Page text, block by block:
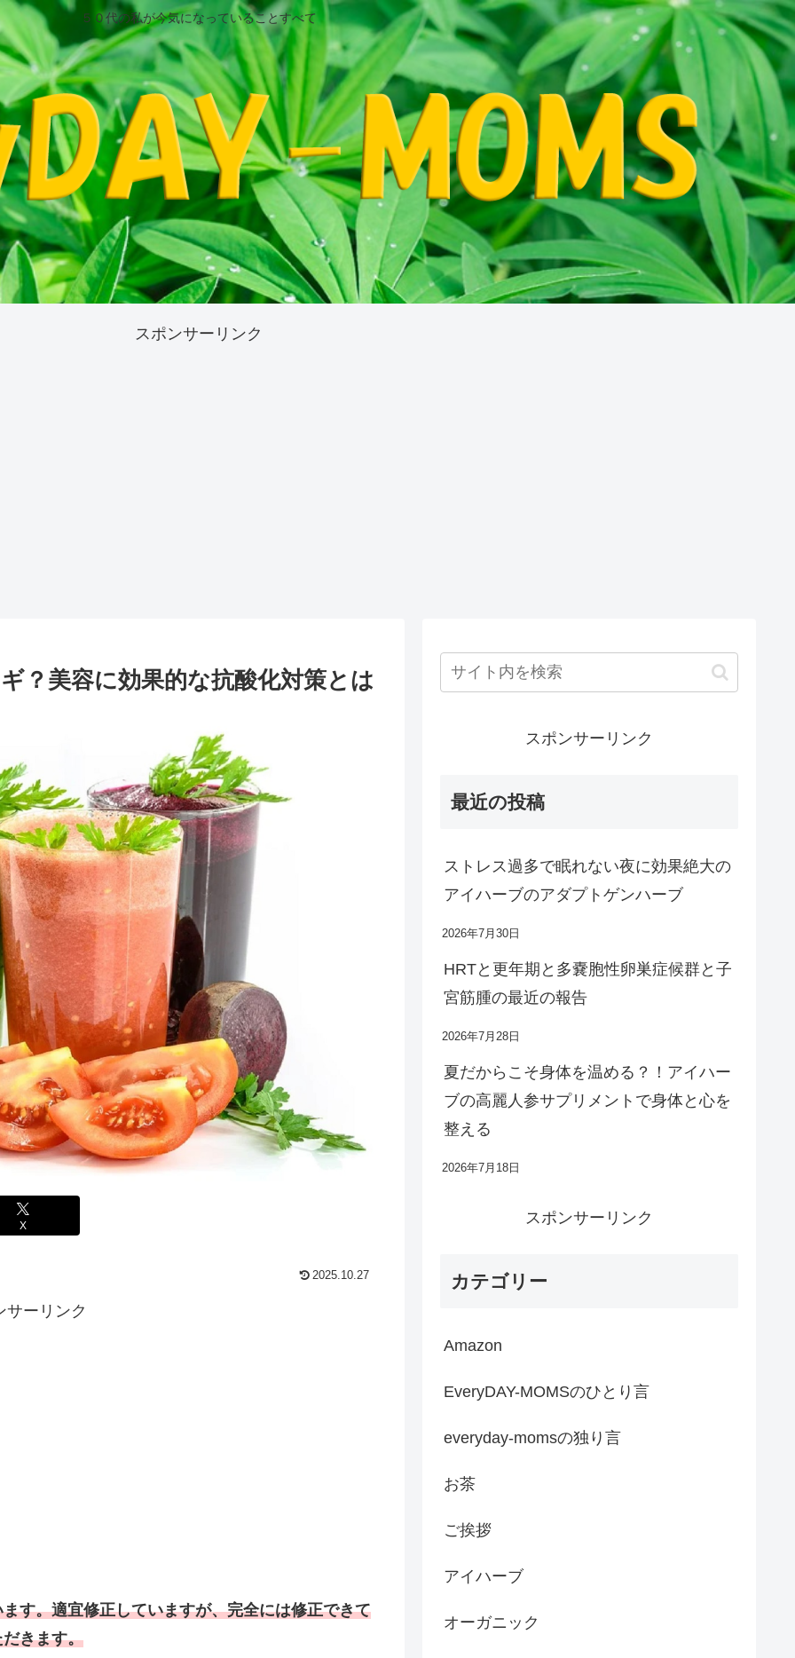
５０代の私が今気になっていることすべて
スポンサーリンク
？美容に効果的な抗酸化対策とは
X
2025.10.27
サーリンク
す。適宜修正していますが、完全には修正できて
きます。
スポンサーリンク
最近の投稿
ストレス過多で眠れない夜に効果絶大の
アイハーブのアダプトゲンハーブ
2026年7月30日
HRTと更年期と多嚢胞性卵巣症候群と子
宮筋腫の最近の報告
2026年7月28日
夏だからこそ身体を温める？！アイハー
ブの高麗人参サプリメントで身体と心を
整える
2026年7月18日
スポンサーリンク
カテゴリー
Amazon
EveryDAY-MOMSのひとり言
everyday-momsの独り言
お茶
ご挨拶
アイハーブ
オーガニック